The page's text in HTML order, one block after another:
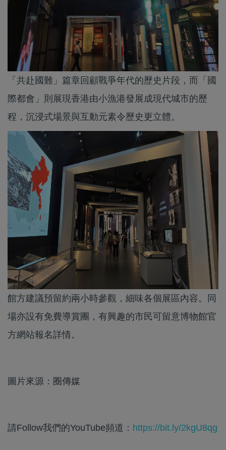
「共赴國難」篇章回顧戰爭年代的歷史片段，而「國
際都會」則展現香港由小漁港發展成現代城市的歷
程，沉浸式場景與互動元素令歷史更立體。
館方建議預留約兩小時參觀，細味各個展區內容。同
場亦設有免費導賞團，有興趣的市民可留意博物館官
方網站報名詳情。
圖片來源：圈傳媒
請Follow我們的YouTube頻道： https://bit.ly/2kgU8qg